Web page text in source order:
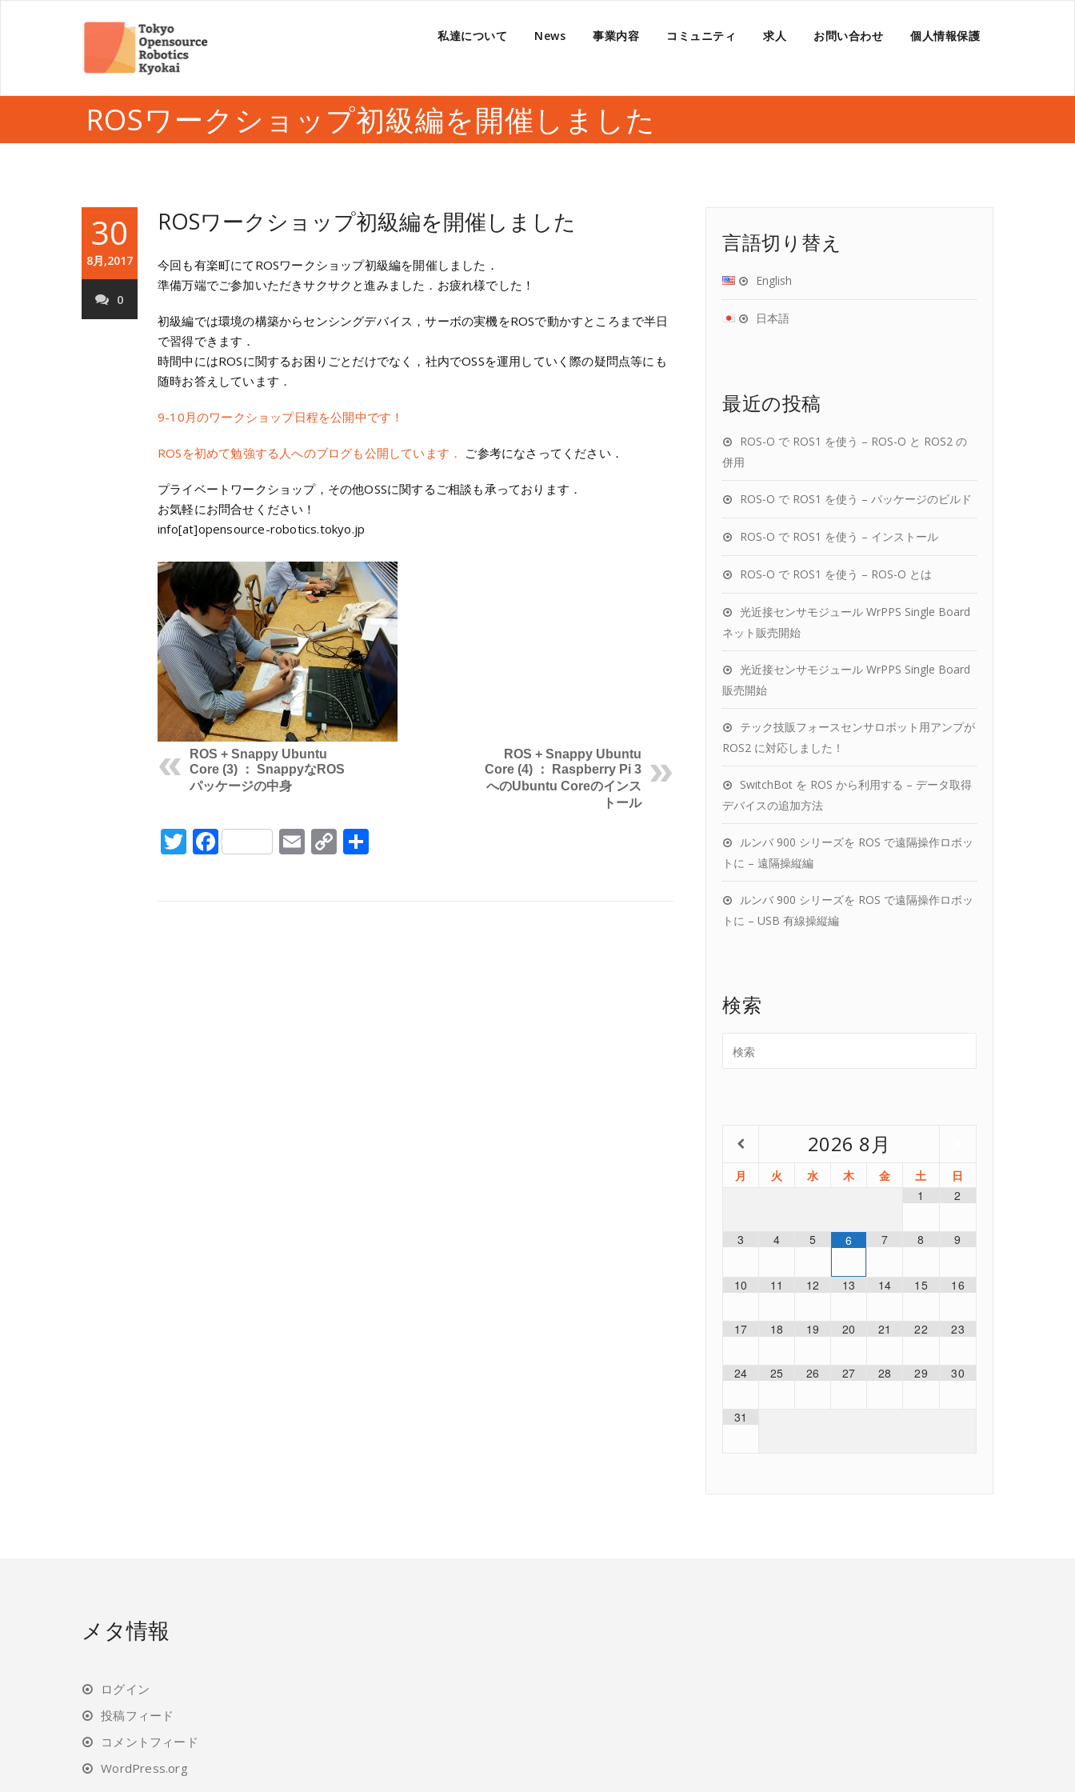
私達について News 事業内容 コミュニティ 求人 お問い合わせ 個人情報保護
ROSワークショップ初級編を開催しました
30
8月,2017
0
ROSワークショップ初級編を開催しました
今回も有楽町にてROSワークショップ初級編を開催しました．
準備万端でご参加いただきサクサクと進みました．お疲れ様でした！
初級編では環境の構築からセンシングデバイス，サーボの実機をROSで動かすところまで半日
で習得できます．
時間中にはROSに関するお困りごとだけでなく，社内でOSSを運用していく際の疑問点等にも
随時お答えしています．
9-10月のワークショップ日程を公開中です！
ROSを初めて勉強する人へのブログも公開しています． ご参考になさってください．
プライベートワークショップ，その他OSSに関するご相談も承っております．
お気軽にお問合せください！
info[at]opensource-robotics.tokyo.jp
ROS + Snappy Ubuntu
Core (3) ： SnappyなROS
パッケージの中身
ROS + Snappy Ubuntu
Core (4) ： Raspberry Pi 3
へのUbuntu Coreのインス
トール
Twitter
FacebookEmail
Copy
言語切り替え
English
日本語
最近の投稿
ROS-O で ROS1 を使う – ROS-O と ROS2 の
併用
ROS-O で ROS1 を使う – パッケージのビルド
ROS-O で ROS1 を使う – インストール
ROS-O で ROS1 を使う – ROS-O とは
光近接センサモジュール WrPPS Single Board
ネット販売開始
光近接センサモジュール WrPPS Single Board
販売開始
テック技販フォースセンサロボット用アンプが
ROS2 に対応しました！
SwitchBot を ROS から利用する – データ取得
デバイスの追加方法
ルンバ 900 シリーズを ROS で遠隔操作ロボッ
トに – 遠隔操縦編
ルンバ 900 シリーズを ROS で遠隔操作ロボッ
トに – USB 有線操縦編
検索
2026 8月
月 火 水 木 金 土
日
1
2
3 4 5 6 7 8 9
10 11 12 13 14 15 16
17 18 19 20 21 22 23
24 25 26 27 28 29 30
31
メタ情報
ログイン
投稿フィード
コメントフィード
WordPress.org